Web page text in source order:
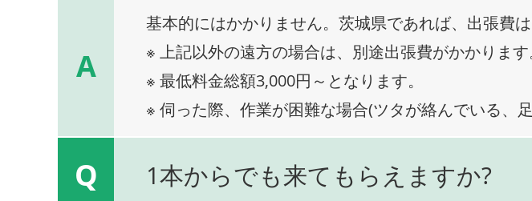
A
基本的にはかかりません。茨城県であれば、出張費は
※ 上記以外の遠方の場合は、別途出張費がかかります
※ 最低料金総額3,000円～となります。
※ 伺った際、作業が困難な場合(ツタが絡んでいる、
Q 1本からでも来てもらえますか?